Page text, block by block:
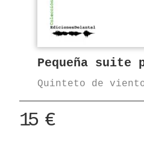
Pequeña suite
Quinteto de
15 €